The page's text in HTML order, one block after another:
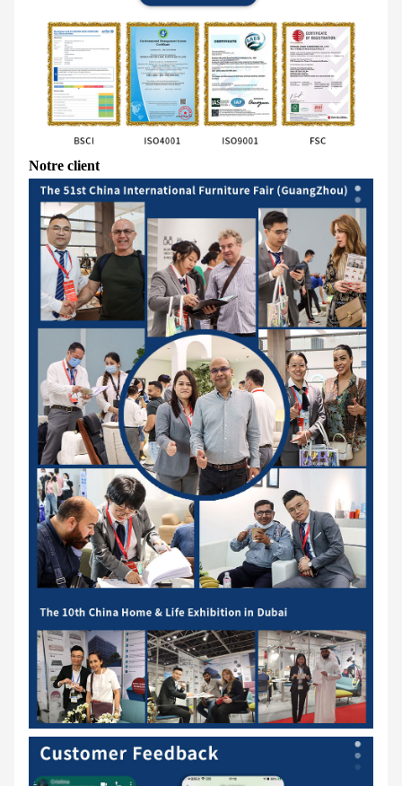
Notre client